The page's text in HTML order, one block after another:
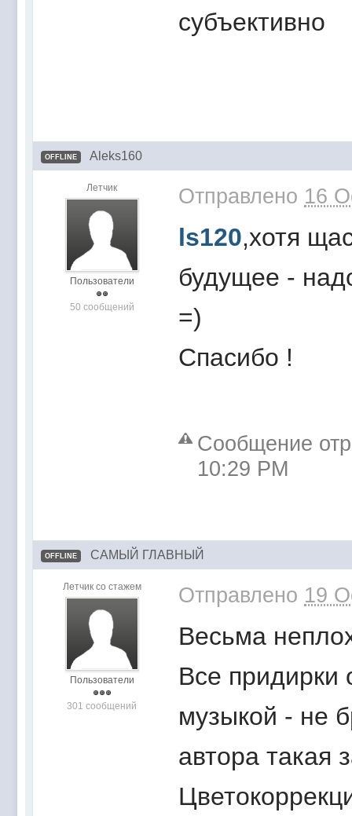
субъективно
OFFLINE Aleks160
Летчик
Пользователи
50 сообщений
Отправлено 16
ls120,хотя
будущее -
=)
Спасибо !
Сообщение
10:29 PM
OFFLINE САМЫЙ ГЛАВНЫЙ
Летчик со стажем
Пользователи
301 сообщений
Отправлено 19
Весьма
Все придирки
музыкой - не
автора такая